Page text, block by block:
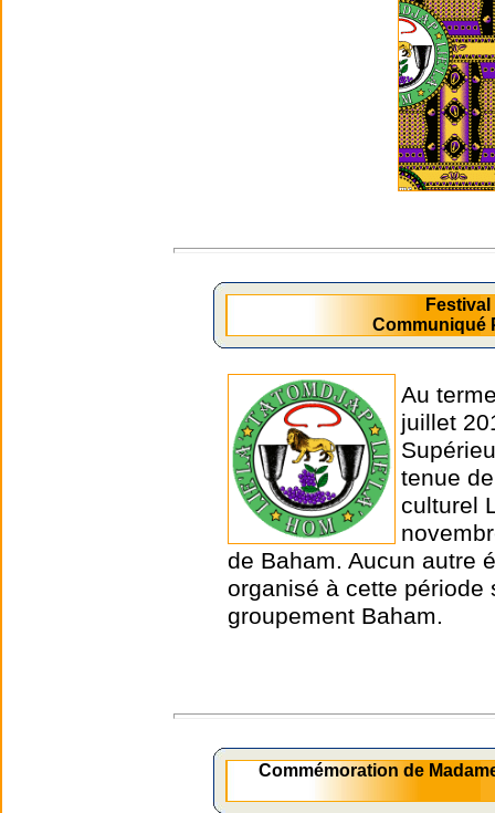
Festival
Communiqué
Au
juillet
tenue
culturel
de Baham. Aucun autre
organisé à cette période
groupement Baham.
Commémoration de